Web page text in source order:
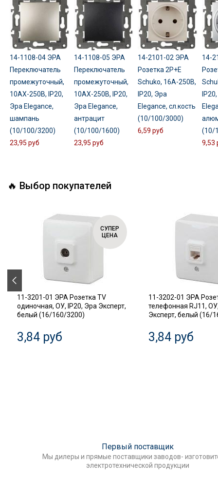
14-1108-04 ЭРА
Переключатель
промежуточный,
10АХ-250В, IP20,
Эра Elegance,
шампань
(10/100/3200)
23,95 руб
14-1108-05 ЭРА
Переключатель
промежуточный,
10АХ-250В, IP20,
Эра Elegance,
антрацит
(10/100/1600)
23,95 руб
14-2101-02 ЭРА
Розетка 2P+E
Schuko, 16A-250В,
IP20, Эра
Elegance, сл.кость
(10/100/3000)
6,59 руб
14-
(10/
9,53
🔥 Выбор покупателей
СУПЕР
ЦЕНА
11-3201-01 ЭРА Розетка TV
одиночная, ОУ, IP20, Эра Эксперт,
белый (16/160/3200)
3,84 руб
11-3202-01 ЭРА
телефонная RJ11,
Эксперт, белый (16/
3,84 руб
Первый поставщик
Мы дилеры и прямые поставщики заводов-
электротехнической продукции